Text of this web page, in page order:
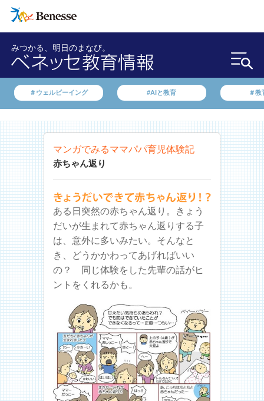
みつかる、明日のまなび。
＃ウェルビーイング #AIと教育 ＃教
マンガでみるママパパ育児体験記
赤ちゃん返り
ある日突然の赤ちゃん返り。きょう
だいが生まれて赤ちゃん返りする子
は、意外に多いみたい。そんなと
き、どうかかわってあげればいい
の？ 同じ体験をした先輩の話がヒ
ントをくれるかも。